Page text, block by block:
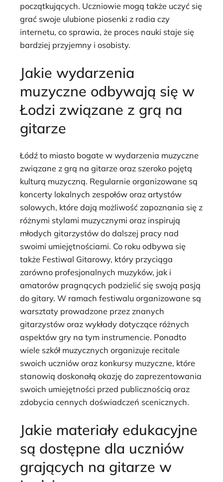
początkujących. Uczniowie mogą także uczyć się
grać swoje ulubione piosenki z radia czy
internetu, co sprawia, że proces nauki staje się
bardziej przyjemny i osobisty.
Jakie wydarzenia
muzyczne odbywają się w
Łodzi związane z grą na
gitarze
Łódź to miasto bogate w wydarzenia muzyczne
związane z grą na gitarze oraz szeroko pojętą
kulturą muzyczną. Regularnie organizowane są
koncerty lokalnych zespołów oraz artystów
solowych, które dają możliwość zapoznania się z
różnymi stylami muzycznymi oraz inspirują
młodych gitarzystów do dalszej pracy nad
swoimi umiejętnościami. Co roku odbywa się
także Festiwal Gitarowy, który przyciąga
zarówno profesjonalnych muzyków, jak i
amatorów pragnących podzielić się swoją pasją
do gitary. W ramach festiwalu organizowane są
warsztaty prowadzone przez znanych
gitarzystów oraz wykłady dotyczące różnych
aspektów gry na tym instrumencie. Ponadto
wiele szkół muzycznych organizuje recitale
swoich uczniów oraz konkursy muzyczne, które
stanowią doskonałą okazję do zaprezentowania
swoich umiejętności przed publicznością oraz
zdobycia cennych doświadczeń scenicznych.
Jakie materiały edukacyjne
są dostępne dla uczniów
grających na gitarze w